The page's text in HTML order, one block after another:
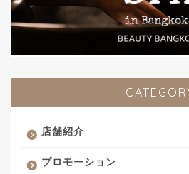
店舗紹介
プロモーション